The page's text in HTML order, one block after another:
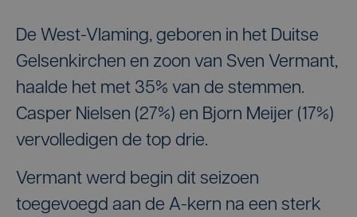
De West-Vlaming, geboren in het Duitse
Gelsenkirchen en zoon van Sven Vermant,
haalde het met 35% van de stemmen.
Casper Nielsen (27%) en Bjorn Meijer (17%)
vervolledigen de top drie.
Vermant werd begin dit seizoen
toegevoegd aan de A-kern na een sterk